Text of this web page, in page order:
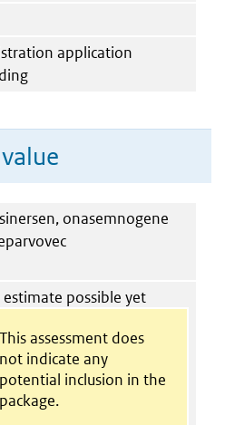
application
onasemnogene
estimate possible yet
This assessment does
not indicate any
potential inclusion in the
package.